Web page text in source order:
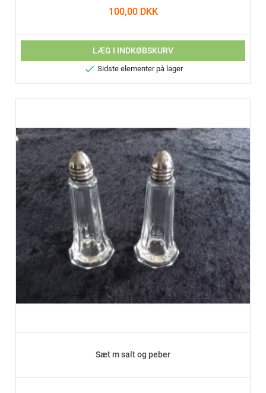
100,00 DKK
LÆG I INDKØBSKURV
 Sidste elementer på lager
Sæt m salt og peber